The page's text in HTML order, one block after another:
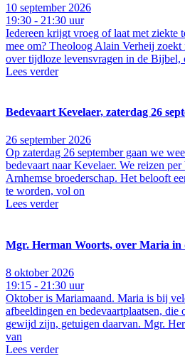
10 september 2026
19:30 - 21:30 uur
Iedereen krijgt vroeg of laat met ziekte
mee om? Theoloog Alain Verheij zoekt
over tijdloze levensvragen in de Bijbel,
Lees verder
Bedevaart Kevelaer, zaterdag 26
26 september 2026
Op zaterdag 26 september gaan we
bedevaart naar Kevelaer. We reizen per
Arnhemse broederschap. Het belooft
te worden, vol on
Lees verder
Mgr. Herman Woorts, over Maria in
8 oktober 2026
19:15 - 21:30 uur
Oktober is Mariamaand. Maria is bij
afbeeldingen en bedevaartplaatsen, die
gewijd zijn, getuigen daarvan. Mgr.
van
Lees verder